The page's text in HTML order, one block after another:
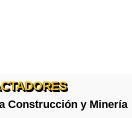
Construcción y Minería